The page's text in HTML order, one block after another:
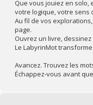
Que vous jouiez en
votre logique, votre sens
Au fil de vos
page.
Ouvrez un livre,
Le LabyrinMot
Avancez. Trouvez les
Échappez‑vous avant